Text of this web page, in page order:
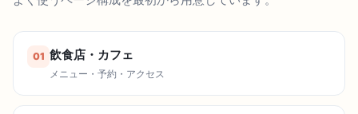
01 飲食店・カフェ
メニュー・予約・アクセス